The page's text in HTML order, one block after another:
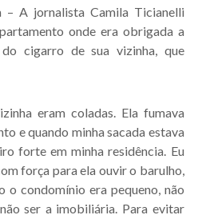
– A jornalista Camila Ticianelli
onde era obrigada a
cigarro de sua vizinha, que
eram coladas. Ela fumava
e quando minha sacada estava
forte em minha residência. Eu
força para ela ouvir o barulho,
o condomínio era pequeno, não
ser a imobiliária. Para evitar